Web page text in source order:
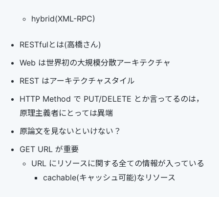
hybrid(XML-RPC)
RESTfulとは(高橋さん)
Web は世界初の大規模分散アーキテクチャ
REST はアーキテクチャスタイル
HTTP Method で PUT/DELETE とか言ってるのは，
原理主義者にとっては異端
原論文を見ないといけない？
GET URL が重要
URL にリソースに関する全ての情報が入っている
cachable(キャッシュ可能)なリソース